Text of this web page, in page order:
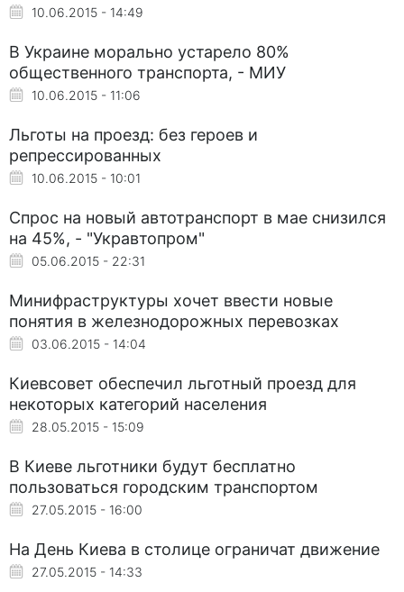
10.06.2015 - 14:49
В Украине морально устарело 80%
общественного транспорта, - МИУ
10.06.2015 - 11:06
Льготы на проезд: без героев и
репрессированных
10.06.2015 - 10:01
Спрос на новый автотранспорт в мае снизился
на 45%, - "Укравтопром"
05.06.2015 - 22:31
Минифраструктуры хочет ввести новые
понятия в железнодорожных перевозках
03.06.2015 - 14:04
Киевсовет обеспечил льготный проезд для
некоторых категорий населения
28.05.2015 - 15:09
В Киеве льготники будут бесплатно
пользоваться городским транспортом
27.05.2015 - 16:00
На День Киева в столице ограничат движение
27.05.2015 - 14:33